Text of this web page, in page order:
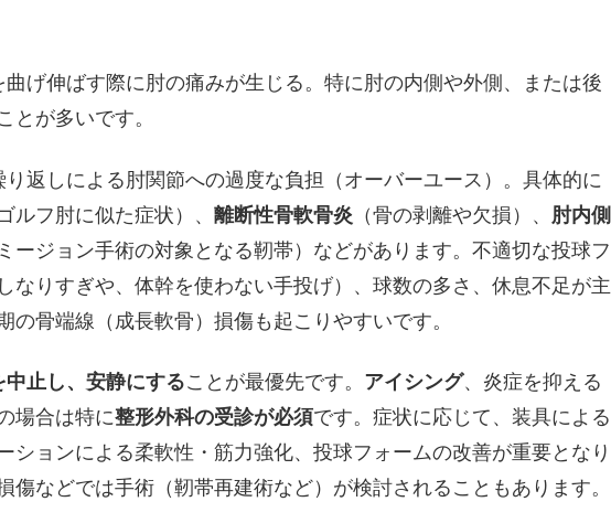
曲げ伸ばす際に肘の痛みが生じる。特に肘の内側や外側、または後
とが多いです。
り返しによる肘関節への過度な負担（オーバーユース）。具体的に
ゴルフ肘に似た症状）、離断性骨軟骨炎 （骨の剥離や欠損）、 肘内側
ミージョン手術の対象となる靭帯）などがあります。不適切な投球フ
なりすぎや、体幹を使わない手投げ）、球数の多さ、休息不足が主
の骨端線（成長軟骨）損傷も起こりやすいです。
中止し、安静にすることが最優先です。 アイシング、炎症を抑える
場合は特に整形外科の受診が必須です。症状に応じて、装具による
ションによる柔軟性・筋力強化、投球フォームの改善が重要となり
傷などでは手術（靭帯再建術など）が検討されることもあります。